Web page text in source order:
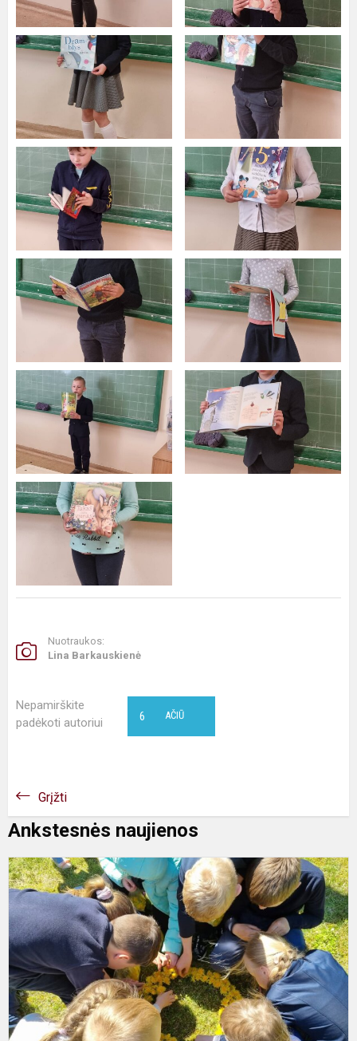
Nuotraukos:
Lina Barkauskienė
Nepamirškite
padėkoti autoriui
AČIŪ
6
Grįžti
Ankstesnės naujienos